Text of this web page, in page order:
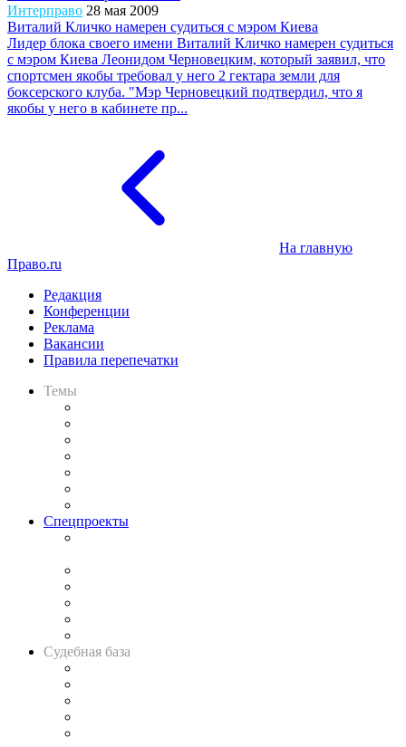
Интерправо 28 мая 2009
Виталий Кличко намерен судиться с мэром Киева
Лидер блока своего имени Виталий Кличко намерен судиться
с мэром Киева Леонидом Черновецким, который заявил, что
спортсмен якобы требовал у него 2 гектара земли для
боксерского клуба. "Мэр Черновецкий подтвердил, что я
якобы у него в кабинете пр...
На главную
Право.ru
Редакция
Конференции
Реклама
Вакансии
Правила перепечатки
Темы
Спецпроекты
Судебная база